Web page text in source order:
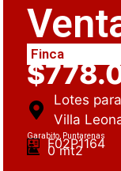
Finca
Lotes
Villa
Garabito, Puntarenas
F02P1164
0 mt2